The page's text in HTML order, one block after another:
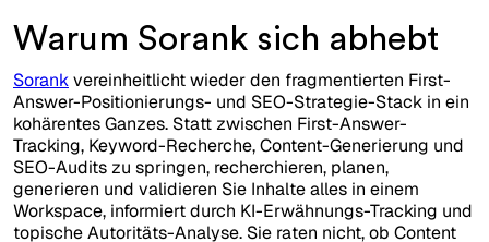
Warum Sorank sich abhebt
Sorankvereinheitlicht wieder den fragmentierten First-
Answer-Positionierungs- und SEO-Strategie-Stack in ein
kohärentes Ganzes. Statt zwischen First-Answer-
Tracking, Keyword-Recherche, Content-Generierung und
SEO-Audits zu springen, recherchieren, planen,
generieren und validieren Sie Inhalte alles in einem
Workspace, informiert durch KI-Erwähnungs-Tracking und
topische Autoritäts-Analyse. Sie raten nicht, ob Content